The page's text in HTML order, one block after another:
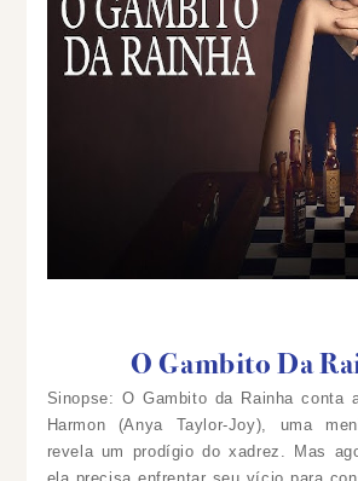
O Gambito Da
Sinopse: O Gambito da Rainha conta
Harmon (Anya Taylor-Joy), uma
revela um prodígio do xadrez. Mas